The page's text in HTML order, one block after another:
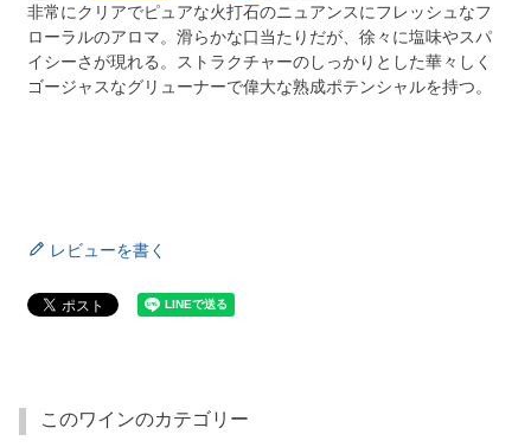
非常にクリアでピュアな火打石のニュアンスにフレッシュなフ
ローラルのアロマ。滑らかな口当たりだが、徐々に塩味やスパ
イシーさが現れる。ストラクチャーのしっかりとした華々しく
ゴージャスなグリューナーで偉大な熟成ポテンシャルを持つ。
レビューを書く
このワインのカテゴリー